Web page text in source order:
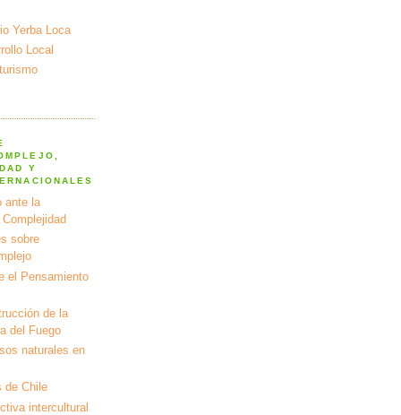
Yerba Loca
Local
Y
ante la
sobre
el Pensamiento
de la
del Fuego
naturales en
de Chile
intercultural